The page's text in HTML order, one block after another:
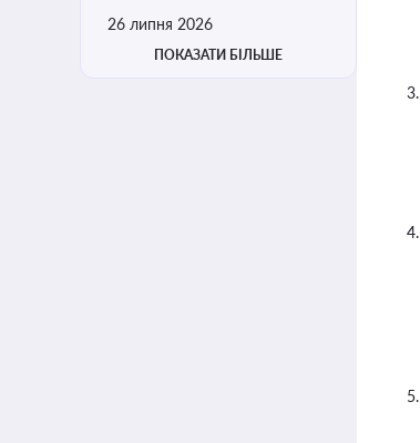
26 липня 2026
ПОКАЗАТИ БІЛЬШЕ